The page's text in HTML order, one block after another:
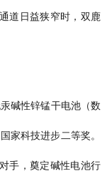
道日益狭窄时，双鹿
碱性锌锰干电池（数
家科技进步二等奖。
手，奠定碱性电池行